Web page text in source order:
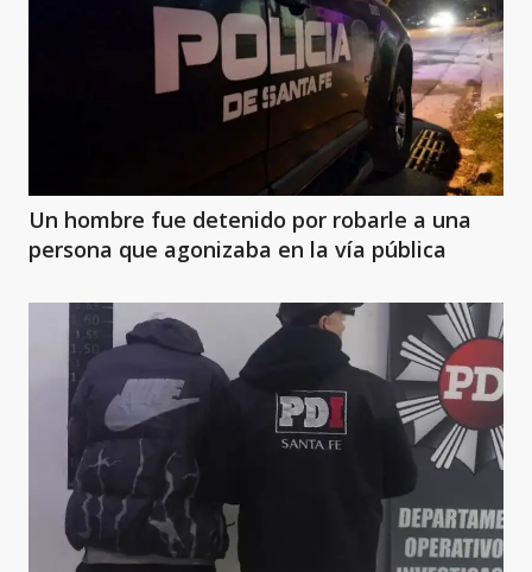
Un hombre fue detenido por robarle a una
persona que agonizaba en la vía pública